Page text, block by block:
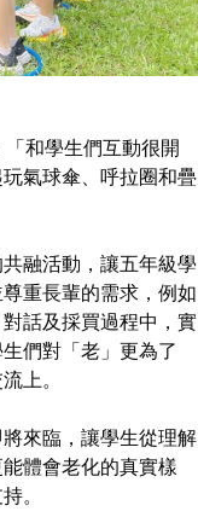
和學生們互動很開
氣球傘、呼拉圈和疊
融活動，讓五年級學
重長輩的需求，例如
話及採買過程中，實
們對「老」更為了
上。
來臨，讓學生從理解
體會老化的真實樣
。